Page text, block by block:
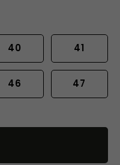
40 41
46 47